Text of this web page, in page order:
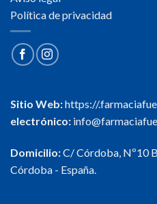
Política de privacidad
Sitio Web:https://
electrónico:
Domicilio:C/ Córdoba, Nº10
Córdoba - España.